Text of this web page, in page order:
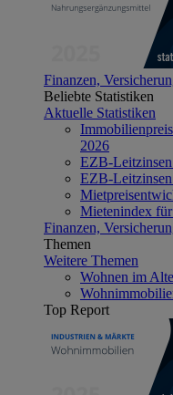
Finanzen,
Beliebte Statistiken
Aktuelle Statistiken
2026
EZB-
EZB-
Mietenindex
Finanzen,
Themen
Weitere Themen
Wohnen im
Top Report